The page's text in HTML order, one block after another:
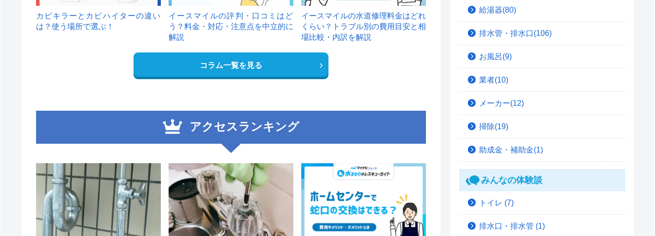
カビキラーとカビハイターの違い
は？使う場所で選ぶ！
イースマイルの評判・口コミはど
う？料金・対応・注意点を中立的に
解説
イースマイルの水道修理料金はどれ
くらい？トラブル別の費用目安と相
場比較・内訳を解説
コラム一覧を見る
アクセスランキング
1 2
給湯器(80)
排水管・排水口(106)
お風呂(9)
業者(10)
メーカー(12)
掃除(19)
助成金・補助金(1)
みんなの体験談
トイレ (7)
排水口・排水管 (1)